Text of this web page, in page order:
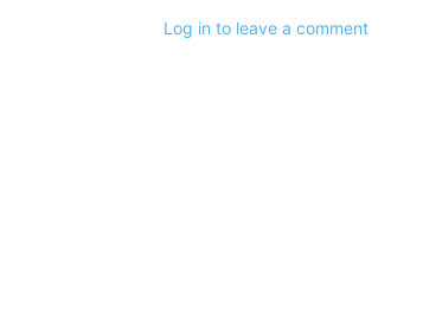
Log in to leave a comment